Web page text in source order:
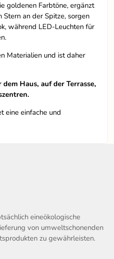
goldenen Farbtöne, ergänzt
Stern an der Spitze, sorgen
während LED-Leuchten für
Materialien und ist daher
dem Haus, auf der Terrasse,
eine einfache und
eineökologische
von umweltschonenden
zu gewährleisten.